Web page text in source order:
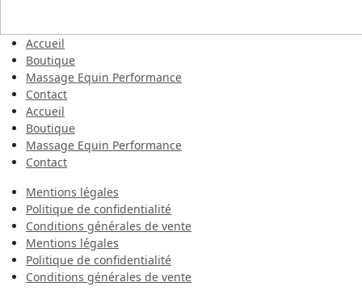
Accueil
Boutique
Massage Equin Performance
Contact
Accueil
Boutique
Massage Equin Performance
Contact
Mentions légales
Politique de confidentialité
Conditions générales de vente
Mentions légales
Politique de confidentialité
Conditions générales de vente